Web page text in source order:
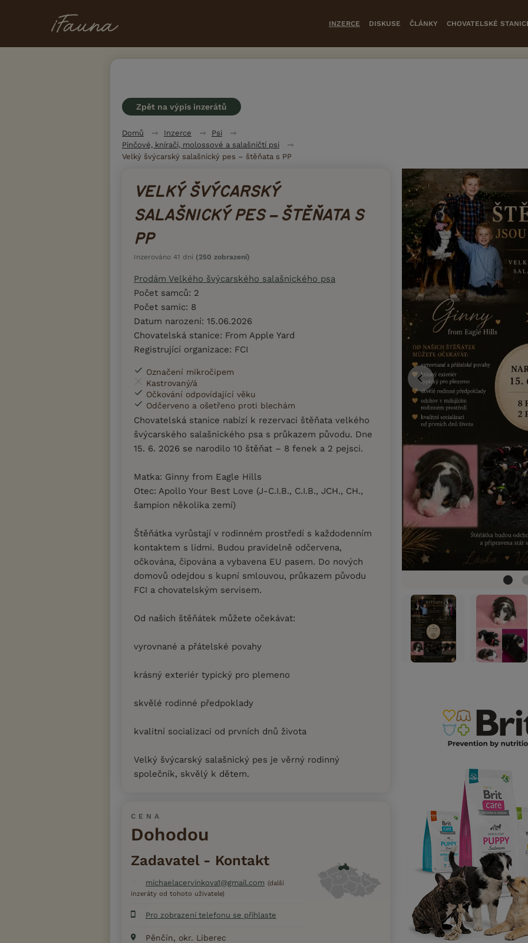
INZERCE DISKUSE ČLÁNKY CHOVATELSKÉ
Zpět na výpis inzerátů
Domů Inzerce
Psi
Pinčové, knírači, molossové a salašničtí psi
Velký švýcarský salašnický pes – štěňata s PP
VELKÝ ŠVÝCARSKÝ
SALAŠNICKÝ PES – ŠTĚŇATA S
PP
Inzerováno 41 dní (250 zobrazení)
Prodám Velkého švýcarského salašnického psa
Počet samců: 2
Počet samic: 8
Datum narození: 15.06.2026
Chovatelská stanice: From Apple Yard
Registrující organizace: FCI
Označení mikročipem
Kastrovaný/á
Očkování odpovídající věku
Odčerveno a ošetřeno proti blechám
Chovatelská stanice nabízí k rezervaci štěňata velkého
švýcarského salašnického psa s průkazem původu. Dne
15. 6. 2026 se narodilo 10 štěňat – 8 fenek a 2 pejsci.
Matka: Ginny from Eagle Hills
Otec: Apollo Your Best Love (J-C.I.B., C.I.B., JCH., CH.,
šampion několika zemí)
Štěňátka vyrůstají v rodinném prostředí s každodenním
kontaktem s lidmi. Budou pravidelně odčervena,
očkována, čipována a vybavena EU pasem. Do nových
domovů odejdou s kupní smlouvou, průkazem původu
FCI a chovatelským servisem.
Od našich štěňátek můžete očekávat:
vyrovnané a přátelské povahy
krásný exteriér typický pro plemeno
skvělé rodinné předpoklady
kvalitní socializaci od prvních dnů života
Velký švýcarský salašnický pes je věrný rodinný
společník, skvělý k dětem.
CENA
Dohodou
Zadavatel - Kontakt
michaelacervinkova1@gmail.com (další
inzeráty od tohoto uživatele)
Pro zobrazení telefonu se přihlaste
Pěnčín, okr. Liberec